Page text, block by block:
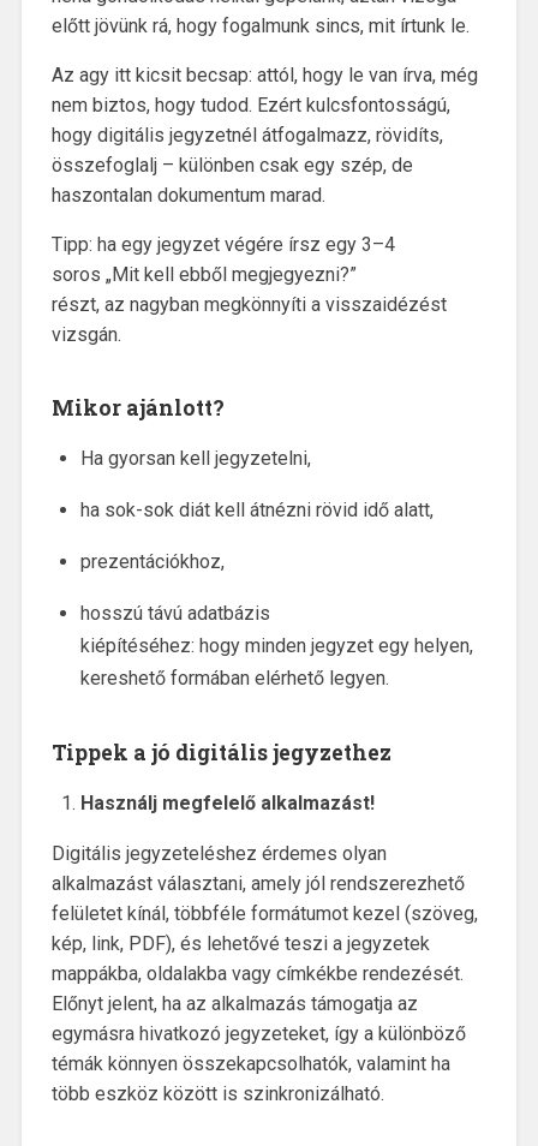
előtt jövünk rá, hogy fogalmunk sincs, mit írtunk le.
Az agy itt kicsit becsap: attól, hogy le van írva, még
nem biztos, hogy tudod. Ezért kulcsfontosságú,
hogy digitális jegyzetnél átfogalmazz, rövidíts,
összefoglalj – különben csak egy szép, de
haszontalan dokumentum marad.
Tipp: ha egy jegyzet végére írsz egy 3–4
soros „Mit kell ebből megjegyezni?”
részt, az nagyban megkönnyíti a visszaidézést
vizsgán.
Mikor ajánlott?
Ha gyorsan kell jegyzetelni,
ha sok-sok diát kell átnézni rövid idő alatt,
prezentációkhoz,
hosszú távú adatbázis
kiépítéséhez: hogy minden jegyzet egy helyen,
kereshető formában elérhető legyen.
Tippek a jó digitális jegyzethez
Használj megfelelő alkalmazást!
Digitális jegyzeteléshez érdemes olyan
alkalmazást választani, amely jól rendszerezhető
felületet kínál, többféle formátumot kezel (szöveg,
kép, link, PDF), és lehetővé teszi a jegyzetek
mappákba, oldalakba vagy címkékbe rendezését.
Előnyt jelent, ha az alkalmazás támogatja az
egymásra hivatkozó jegyzeteket, így a különböző
témák könnyen összekapcsolhatók, valamint ha
több eszköz között is szinkronizálható.